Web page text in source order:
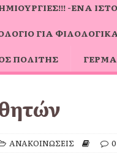
-ΈΝΑ
ΓΙΑ
ΠΟΛΊΤΗΣ
ΑΝΑΚΟΙΝΩΣΕΙΣ 0